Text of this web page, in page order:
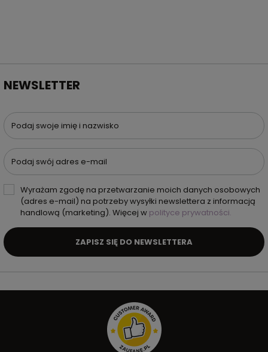
NEWSLETTER
Podaj swoje imię i nazwisko
Podaj swój adres e-mail
Wyrażam zgodę na przetwarzanie moich danych osobowych
(adres e-mail) na potrzeby wysyłki newslettera z informacją
handlową (marketing). Więcej w polityce prywatności.
ZAPISZ SIĘ DO NEWSLETTERA